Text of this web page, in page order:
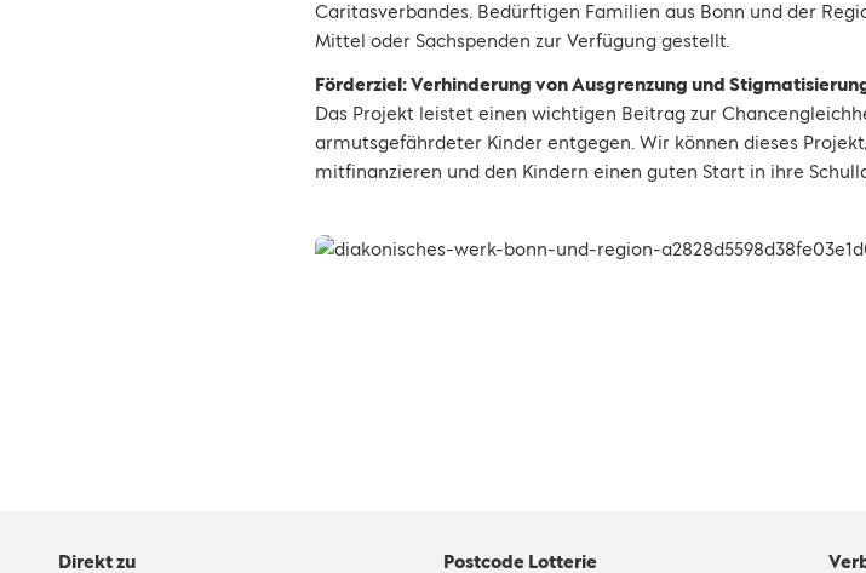
Caritasverbandes. Bedürftigen Familien aus Bonn und der
Mittel oder Sachspenden zur Verfügung gestellt.
Förderziel: Verhinderung von Ausgrenzung und
Das Projekt leistet einen wichtigen Beitrag zur
armutsgefährdeter Kinder entgegen. Wir können dieses
mitfinanzieren und den Kindern einen guten Start in ihre
Direkt zu
Postcode Lotterie